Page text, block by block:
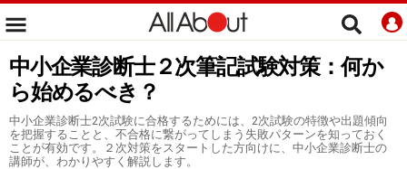
中小企業診断士２次筆記試験対策：何か
ら始めるべき？
中小企業診断士2次試験に合格するためには、2次試験の特徴や出題傾向
を把握することと、不合格に繋がってしまう失敗パターンを知っておく
ことが有効です。２次対策をスタートした方向けに、中小企業診断士の
講師が、わかりやすく解説します。